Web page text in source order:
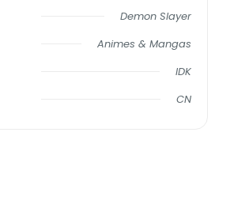
Demon Slayer
Animes & Mangas
IDK
CN